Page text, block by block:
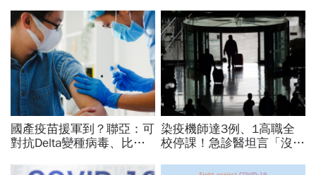
國產疫苗援軍到？聯亞：可
對抗Delta變種病毒、比起
染疫機師達3例、1高職全
校停課！急診醫坦言「沒那